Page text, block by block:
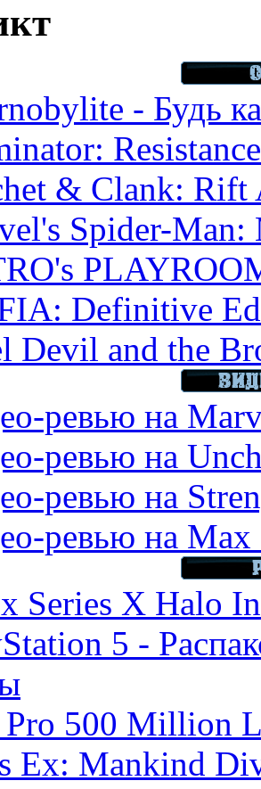
- Будь
& Clank: Rift
Spider-Man:
Definitive
Devil and the
ревью на
ревью на
ревью на
ревью на Max
Series X Halo
5 -
Pro 500 Million
Ex: Mankind